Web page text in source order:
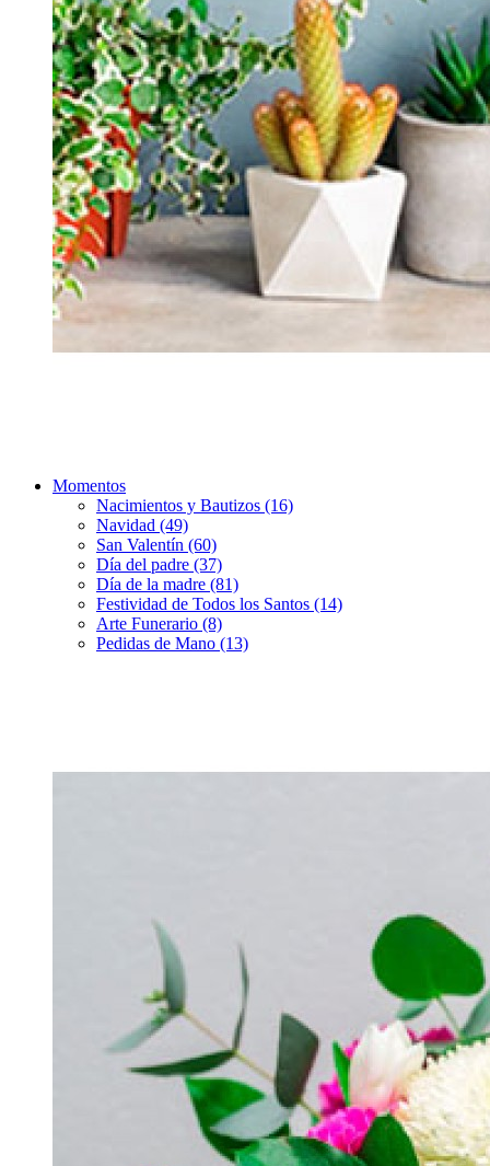
Momentos
Nacimientos y Bautizos (16)
Navidad (49)
San Valentín (60)
Día del padre (37)
Día de la madre (81)
Festividad de Todos los Santos (14)
Arte Funerario (8)
Pedidas de Mano (13)